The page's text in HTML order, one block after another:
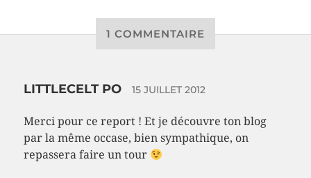
1 COMMENTAIRE
LITTLECELT PO 15 JUILLET 2012
Merci pour ce report ! Et je découvre ton blog
par la même occase, bien sympathique, on
repassera faire un tour